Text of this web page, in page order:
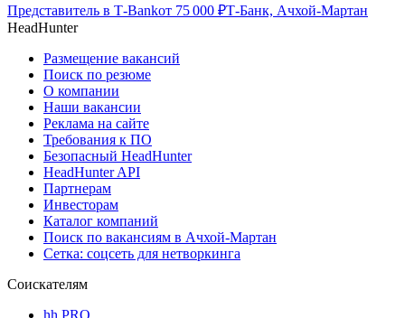
Представитель в Т-Bankот 75 000 ₽Т-Банк, Ачхой-Мартан
HeadHunter
Размещение вакансий
Поиск по резюме
О компании
Наши вакансии
Реклама на сайте
Требования к ПО
Безопасный HeadHunter
HeadHunter API
Партнерам
Инвесторам
Каталог компаний
Поиск по вакансиям в Ачхой-Мартан
Сетка: соцсеть для нетворкинга
Соискателям